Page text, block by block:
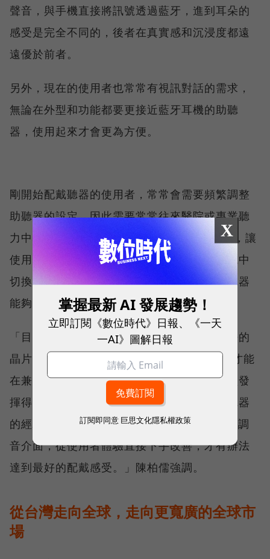
聲音，與手機直接將訊號透過藍牙，進到耳朵的
感受是完全不同的，後者在真實感和沉浸度都遠
遠優於前者。
另外，現在的使用者也常常有視訊對話的需求，
無論在外型和功能都要更接近藍牙耳機的助聽
器，使用起來才會更為方便。
剛開始配戴聽器的使用者，常常會需要頻繁調整
助聽器的設定，因此需要常常往來醫院或專業聽
力中心，相當耗費時間。洞見未來透過 APP ，讓
使用者也能夠運用簡單的介面，在不同的環境中
切換模式或是自行微調助聽器的設定，讓助聽器
能夠更加符合自己的需求。
「目前市售全球五大集團的助聽器所使用最好的
晶片製程是 28nm，但 22nm 以下的製程，才能
在兼顧省電性能的前提下，讓深度學習的模型發
揮得更好。但我們認為每一個使用者配戴助聽器
的經驗都是獨特的，所以在APP上開放完整的調
音介面，從使用者體驗直接下手改善，才有辦法
達到最好的配戴感受。」陳柏儒強調。
從台灣走向全球，走向更寬廣的全球市
場
X
掌握最新 AI 發展趨勢！
立即訂閱《數位時代》日報、《一天
一AI》圖解日報
訂閱即同意 巨思文化隱私權政策